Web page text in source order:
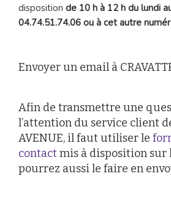
disposition de 10 h à 12 h du lundi
04.74.51.74.06 ou à cet autre
Envoyer un email à
Afin de transmettre une
l’attention du service client
AVENUE, il faut utiliser le
contactmis à disposition sur
pourrez aussi le faire en